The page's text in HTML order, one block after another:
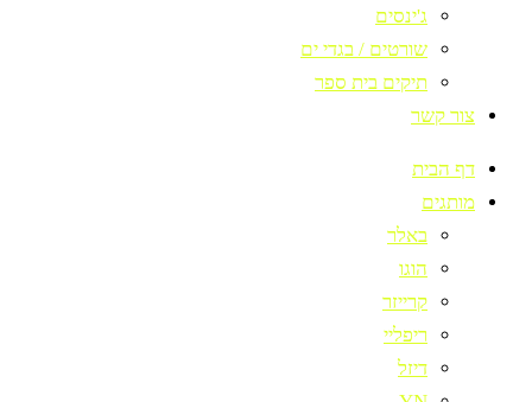
ג'ינסים
שורטים / בגדי ים
תיקים בית ספר
צור קשר
דף הבית
מותגים
באלר
הוגו
קרייזר
ריפליי
דיזל